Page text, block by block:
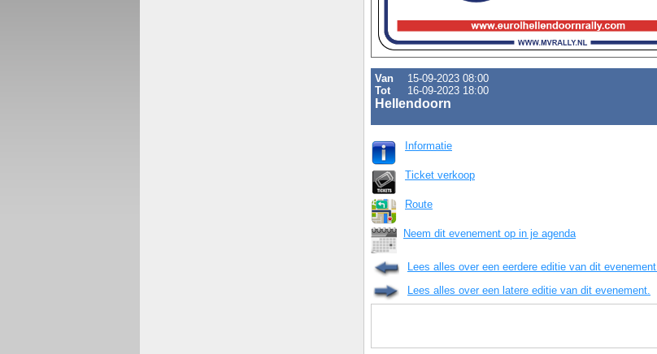
Van
15-09-2023 08:00
Tot
16-09-2023 18:00
Hellendoorn
Informatie
Ticket verkoop
Route
Neem dit evenement op in je agenda
Lees alles over een eerdere editie van dit evenement.
Lees alles over een latere editie van dit evenement.